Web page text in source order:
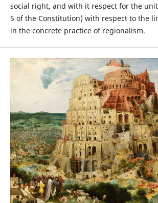
social right, and with it respect for the
5 of the Constitution) with respect to the
in the concrete practice of regionalism.